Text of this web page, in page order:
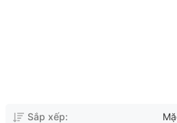
Sắp xếp: